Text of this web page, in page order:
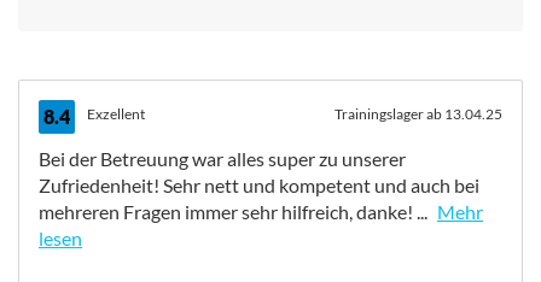
8.4 Exzellent Trainingslager ab 13.04.25
Bei der Betreuung war alles super zu unserer
Zufriedenheit! Sehr nett und kompetent und auch bei
mehreren Fragen immer sehr hilfreich, danke! ...
Mehr
lesen
Bei der Betreuung war alles super zu unserer